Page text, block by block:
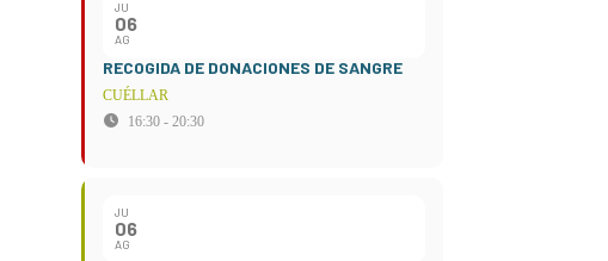
JU
06
AG
RECOGIDA DE DONACIONES DE SANGRE
CUÉLLAR
16:30 - 20:30
JU
06
AG